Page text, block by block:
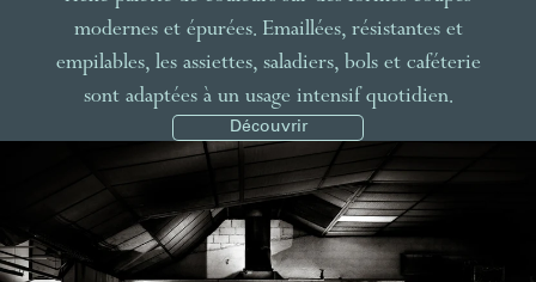
modernes et épurées. Emaillées, résistantes et
empilables, les assiettes, saladiers, bols et caféterie
sont adaptées à un usage intensif quotidien.
Découvrir